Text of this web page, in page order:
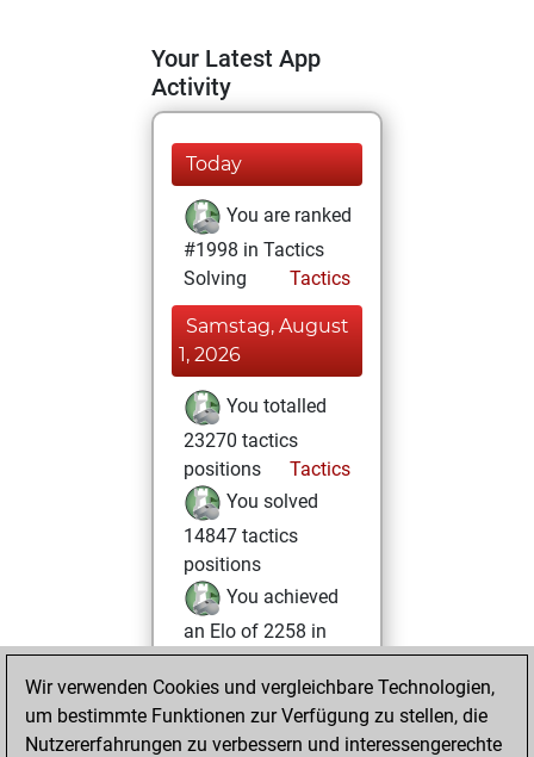
Your Latest App
Activity
Today
You are ranked
#1998 in Tactics
Solving
Tactics
Samstag, August
1, 2026
You totalled
23270 tactics
positions
Tactics
You solved
14847 tactics
positions
You achieved
an Elo of 2258 in
tactics positions
You played 400
blitz games
Play
Wir verwenden Cookies und vergleichbare Technologien,
um bestimmte Funktionen zur Verfügung zu stellen, die
Nutzererfahrungen zu verbessern und interessengerechte